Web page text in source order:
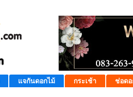
แจกันดอกไม้ กระเช้า ช่อดอ